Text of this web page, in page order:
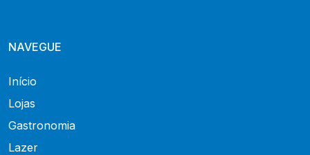
NAVEGUE
Início
Lojas
Gastronomia
Lazer